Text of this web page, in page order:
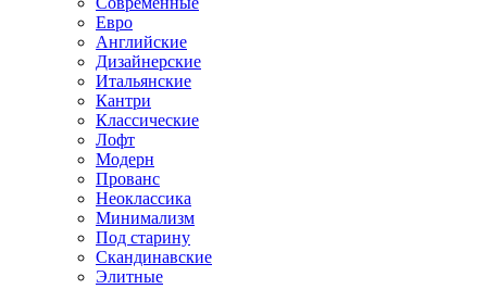
Евро
Английские
Дизайнерские
Итальянские
Кантри
Классические
Лофт
Модерн
Прованс
Неоклассика
Минимализм
Под старину
Скандинавские
Элитные